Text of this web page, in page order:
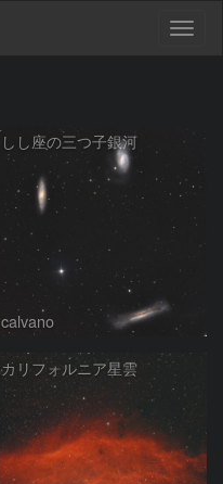
しし座の三つ子銀河
calvano
カリフォルニア星雲